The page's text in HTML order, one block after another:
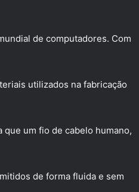
de computadores. Com
utilizados na fabricação
um fio de cabelo humano,
de forma fluida e sem